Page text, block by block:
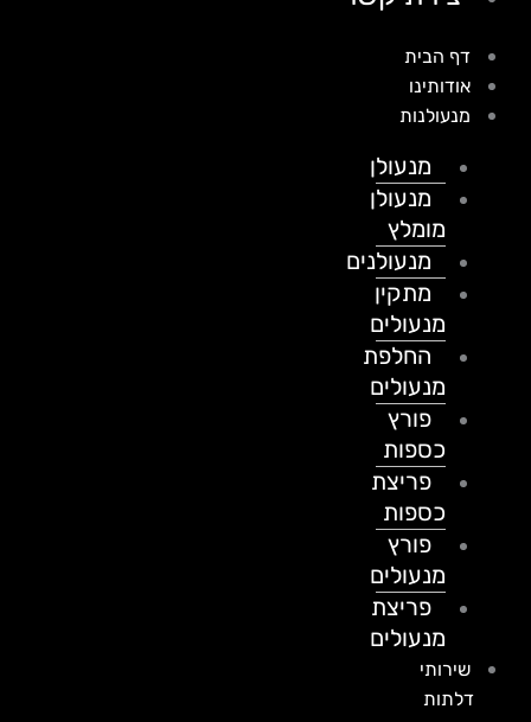
דף הבית
אודותינו
מנעולנות
מנעולן
מנעולן
מומלץ
מנעולנים
מתקין
מנעולים
החלפת
מנעולים
פורץ
כספות
פריצת
כספות
פורץ
מנעולים
פריצת
מנעולים
שירותי
דלתות